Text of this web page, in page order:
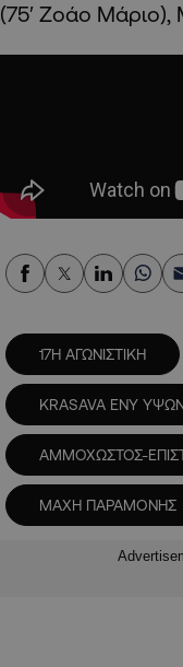
(75′ Ζοάο Μάριο),
17Η ΑΓΩΝΙΣΤΙΚΗ
KRASAVA ΕΝΥ
ΑΜΜΟΧΩΣΤΟΣ-
ΜΑΧΗ ΠΑΡΑΜΟΝΗΣ